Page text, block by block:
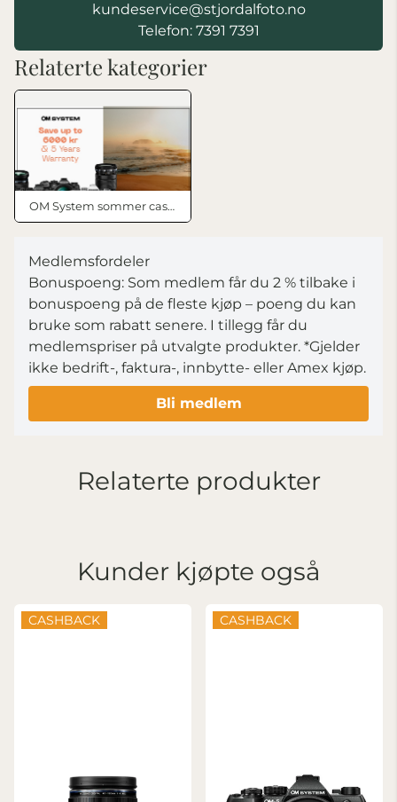
kundeservice@stjordalfoto.no
Telefon: 7391 7391
Relaterte kategorier
OM System sommer cashback
Medlemsfordeler
Bonuspoeng: Som medlem får du 2 % tilbake i
bonuspoeng på de fleste kjøp – poeng du kan
bruke som rabatt senere. I tillegg får du
medlemspriser på utvalgte produkter. *Gjelder
ikke bedrift-, faktura-, innbytte- eller Amex kjøp.
Bli medlem
Relaterte produkter
Kunder kjøpte også
CASHBACK CASHBACK